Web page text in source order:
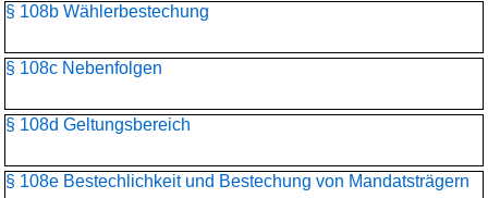
§ 108b Wählerbestechung
§ 108c Nebenfolgen
§ 108d Geltungsbereich
§ 108e Bestechlichkeit und Bestechung von Mandatsträgern